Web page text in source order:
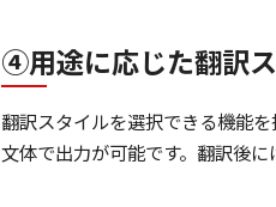
④用途に応じた翻訳
翻訳スタイルを選択できる機能
文体で出力が可能です。翻訳後